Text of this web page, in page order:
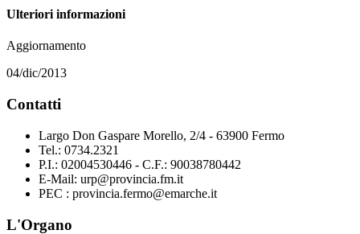
Ulteriori informazioni
Aggiornamento
04/dic/2013
Contatti
Largo Don Gaspare Morello, 2/4 - 63900 Fermo
Tel.: 0734.2321
P.I.: 02004530446 - C.F.: 90038780442
E-Mail: urp@provincia.fm.it
PEC : provincia.fermo@emarche.it
L'Organo